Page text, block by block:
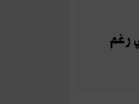
رغم